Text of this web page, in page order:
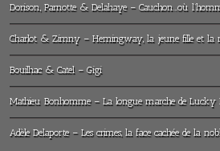
Dorison, Parnotte & Delahaye – Cauchon…où
Charlot & Zimny – Hemingway, la jeune fille et la
Bouilhac & Catel – Gigi
Mathieu Bonhomme – La longue marche de Lucky
Adèle Delaporte – Les crimes, la face cachée de la